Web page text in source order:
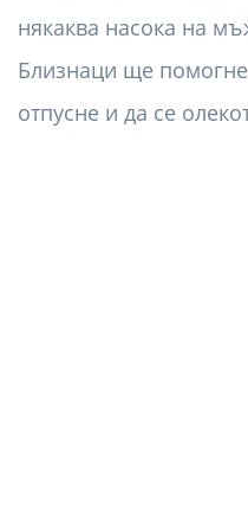
някаква насока на
Близнаци ще
отпусне и да се